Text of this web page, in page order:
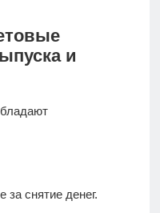
и
снятие денег.